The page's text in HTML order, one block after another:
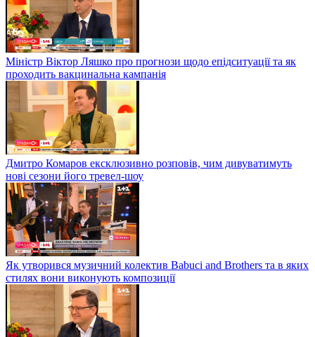
Міністр Віктор Ляшко про прогнози щодо епідситуації та як
проходить вакцинальна кампанія
Дмитро Комаров ексклюзивно розповів, чим дивуватимуть
нові сезони його тревел-шоу
Як утворився музичний колектив Babuci and Brothers та в яких
стилях вони виконують композиції